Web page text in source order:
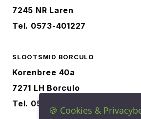
7245 NR Laren
Tel. 0573-401227
SLOOTSMID BORCULO
Korenbree 40a
7271 LH Borculo
Tel. 0545-745040
🍪 Cookies &